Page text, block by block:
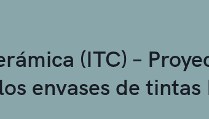
(ITC) –
envases de